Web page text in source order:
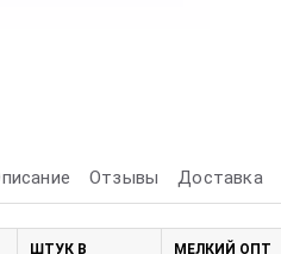
Отзывы Доставка
ШТУК В
МЕЛКИЙ ОПТ